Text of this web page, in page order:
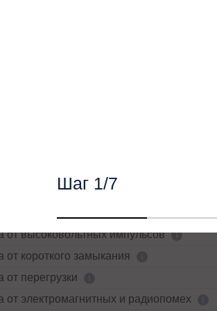
частоты байпасса
напряжений байпасса
напряжение байпасса
внешних АКБ
дополнительных интерфейсов
SNMP
сигнализация
старт текст
от высоковольтных импульсов
от короткого замыкания
от перегрузки
от электромагнитных и радиопомех
Шаг 1/7